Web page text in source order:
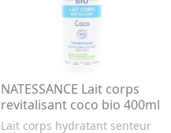
NATESSANCE Lait corps
revitalisant coco bio 400ml
Lait corps hydratant senteur